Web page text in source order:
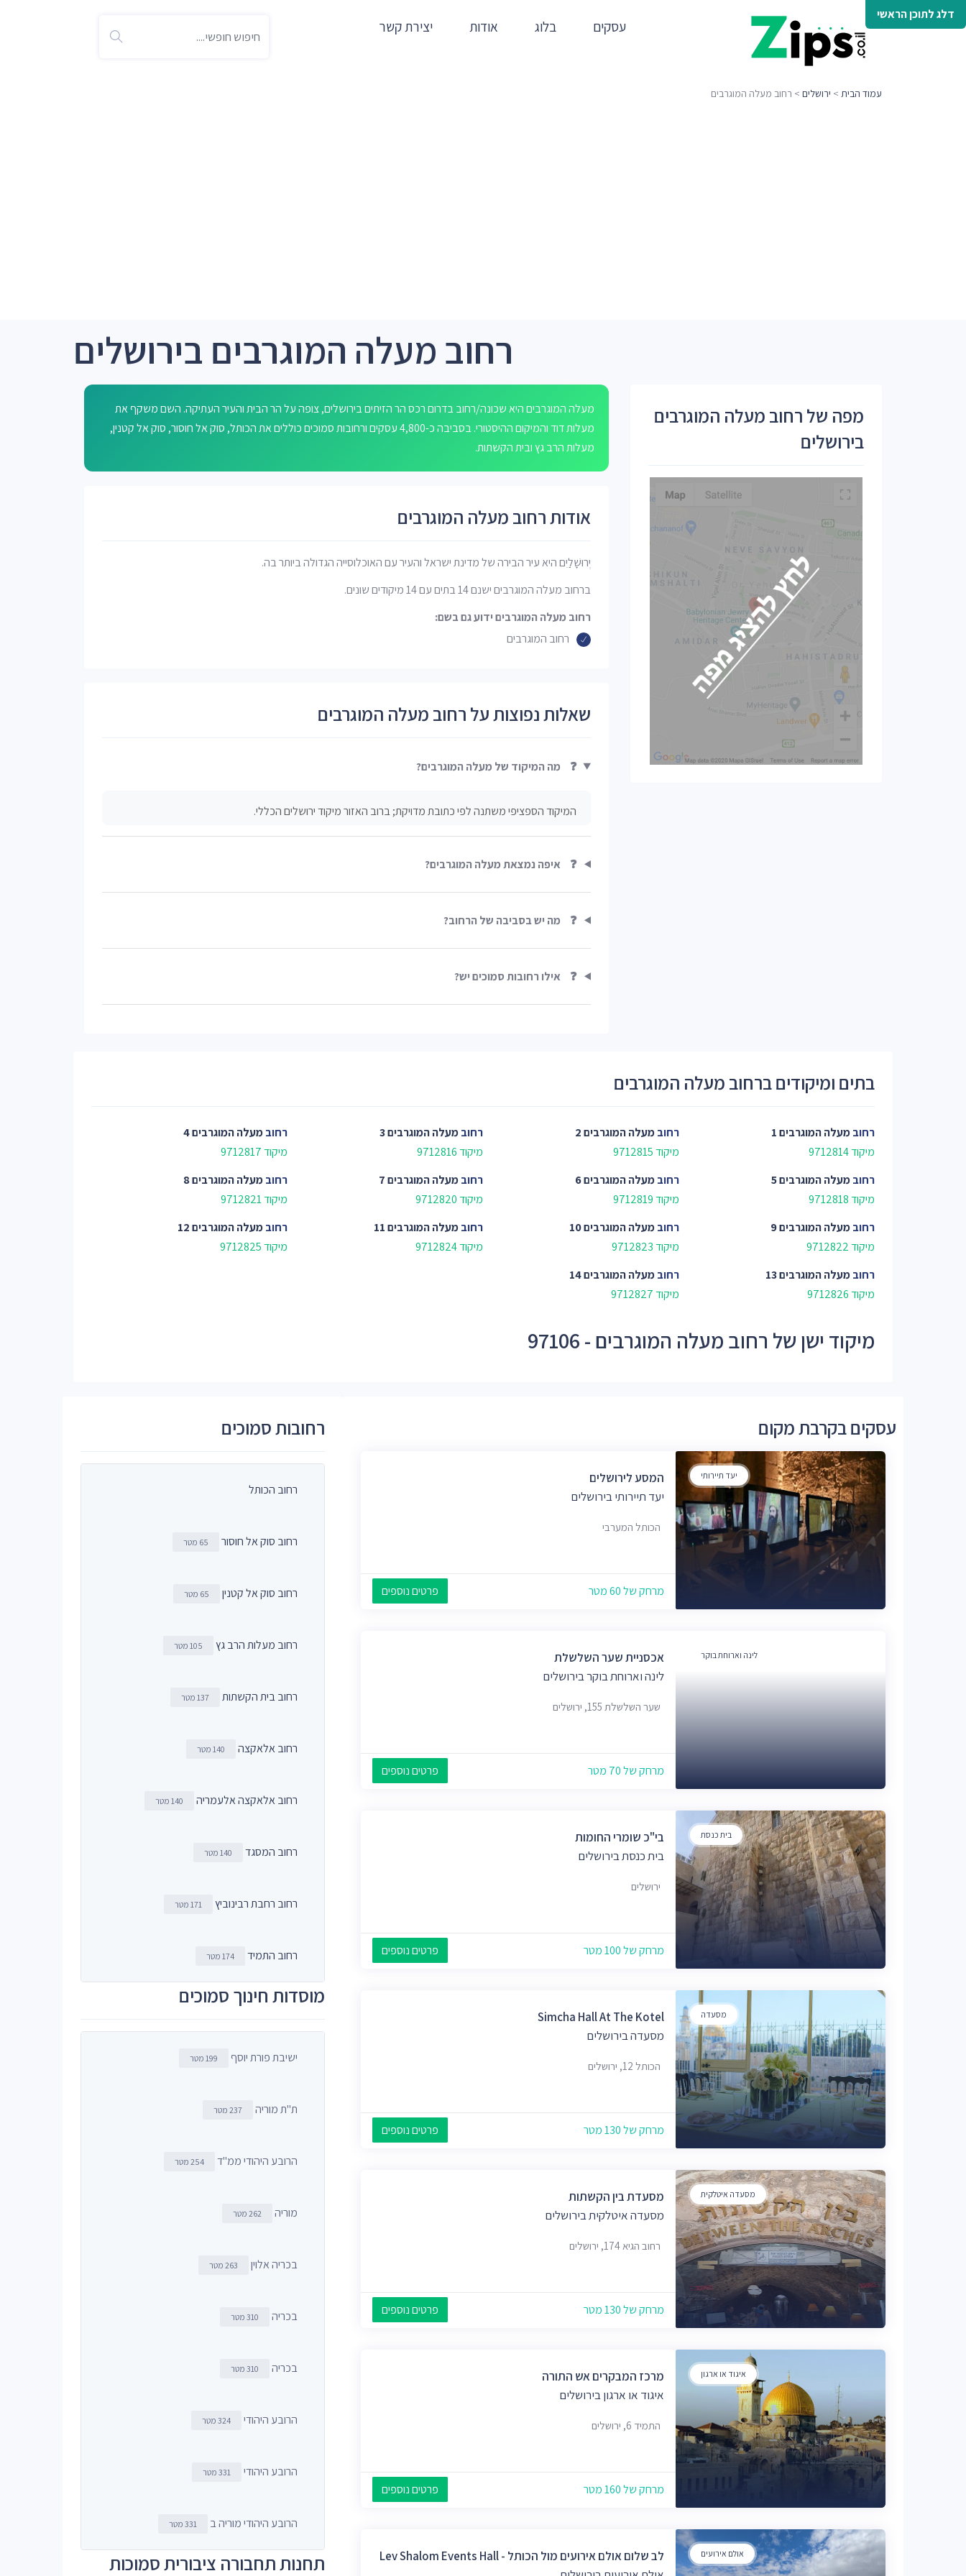
דלג לתוכן הראשי
עסקים בלוג אודות יצירת קשר
עמוד הבית > ירושלים > רחוב מעלה המוגרבים
רחוב מעלה המוגרבים בירושלים
מעלה המוגרבים היא שכונה/רחוב בדרום רכס הר הזיתים בירושלים, צופה על הר הבית והעיר העתיקה. השם משקף את
מעלות דוד והמיקום ההיסטורי. בסביבה כ-4,800 עסקים ורחובות סמוכים כוללים את הכותל, סוק אל חוסור, סוק אל קטנין,
מעלות הרב גץ ובית הקשתות.
אודות רחוב מעלה המוגרבים
יְרוּשָׁלַיִם היא עיר הבירה של מדינת ישראל והעיר עם האוכלוסייה הגדולה ביותר בה.
ברחוב מעלה המוגרבים ישנם 14 בתים עם 14 מיקודים שונים.
רחוב מעלה המוגרבים ידוע גם בשם:
רחוב המוגרבים
שאלות נפוצות על רחוב מעלה המוגרבים
❓ מה המיקוד של מעלה המוגרבים?
המיקוד הספציפי משתנה לפי כתובת מדויקת; ברוב האזור מיקוד ירושלים הכללי.
❓ איפה נמצאת מעלה המוגרבים?
❓ מה יש בסביבה של הרחוב?
❓ אילו רחובות סמוכים יש?
מפה של רחוב מעלה המוגרבים
בירושלים
בתים ומיקודים ברחוב מעלה המוגרבים
רחובמעלה המוגרבים 1
מיקוד 9712814
רחובמעלה המוגרבים 2
מיקוד 9712815
רחובמעלה המוגרבים 3
מיקוד 9712816
רחובמעלה המוגרבים 4
מיקוד 9712817
רחובמעלה המוגרבים 5
מיקוד 9712818
רחובמעלה המוגרבים 6
מיקוד 9712819
רחובמעלה המוגרבים 7
מיקוד 9712820
רחובמעלה המוגרבים 8
מיקוד 9712821
רחובמעלה המוגרבים 9
מיקוד 9712822
רחובמעלה המוגרבים 10
מיקוד 9712823
רחובמעלה המוגרבים 11
מיקוד 9712824
רחובמעלה המוגרבים 12
מיקוד 9712825
רחובמעלה המוגרבים 13
מיקוד 9712826
רחובמעלה המוגרבים 14
מיקוד 9712827
מיקוד ישן של רחוב מעלה המוגרבים - 97106
עסקים בקרבת מקום
יעד תיירותי
המסע לירושלים
יעד תיירותי בירושלים
הכותל המערבי
מרחק של 60 מטר פרטים נוספים
לינה וארוחת בוקר
אכסניית שער השלשלת
לינה וארוחת בוקר בירושלים
שער השלשלת 155, ירושלים
מרחק של 70 מטר פרטים נוספים
בית כנסת
בי"כ שומרי החומות
בית כנסת בירושלים
ירושלים
מרחק של 100 מטר פרטים נוספים
מסעדה
Simcha Hall At The Kotel
מסעדה בירושלים
הכותל 12, ירושלים
מרחק של 130 מטר פרטים נוספים
מסעדה איטלקית
מסעדת בין הקשתות
מסעדה איטלקית בירושלים
רחוב הגיא 174, ירושלים
מרחק של 130 מטר פרטים נוספים
איגוד או ארגון
מרכז המבקרים אש התורה
איגוד או ארגון בירושלים
התמיד 6, ירושלים
מרחק של 160 מטר פרטים נוספים
אולם אירועים
לב שלום אולם אירועים מול הכותל - Lev Shalom Events Hall
רחובות סמוכים
רחוב הכותל
רחוב סוק אל חוסור 65 מטר
רחוב סוק אל קטנין 65 מטר
רחוב מעלות הרב גץ 105 מטר
רחוב בית הקשתות 137 מטר
רחוב אלאקצה 140 מטר
רחוב אלאקצה אלעמריה 140 מטר
רחוב המסגד 140 מטר
רחוב רחבת רבינוביץ 171 מטר
רחוב התמיד 174 מטר
מוסדות חינוך סמוכים
ישיבת פורת יוסף 199 מטר
ת"ת מוריה 237 מטר
הרובע היהודי ממ"ד 254 מטר
מוריה 262 מטר
בכריה אלוין 263 מטר
בכריה 310 מטר
בכריה 310 מטר
הרובע היהודי 324 מטר
הרובע היהודי 331 מטר
הרובע היהודי מוריה ב 331 מטר
תחנות תחבורה ציבורית סמוכות